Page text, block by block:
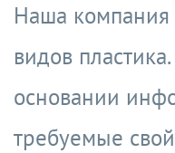
Наша компания
видов
основании
требуемые